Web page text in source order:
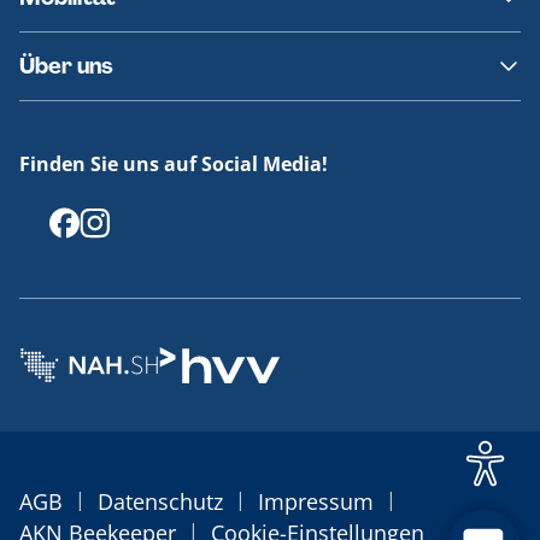
Fundsachen
Häufige Fragen
Barrierefreies Reisen
Erklärung Barrierefreiheit
Über uns
Offenlegungen
Finden Sie uns auf Social Media!
AGB | Datenschutz | Impressum |
AKN Beekeeper | Cookie-Einstellungen